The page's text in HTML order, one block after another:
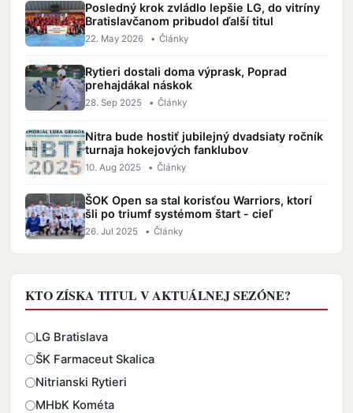
Posledný krok zvládlo lepšie LG, do vitríny
Bratislavčanom pribudol ďalší titul
22. May 2026 • Články
Rytieri dostali doma výprask, Poprad
prehajdákal náskok
28. Sep 2025 • Články
Nitra bude hostiť jubilejný dvadsiaty ročník
turnaja hokejových fanklubov
10. Aug 2025 • Články
ŠOK Open sa stal korisťou Warriors, ktorí
šli po triumf systémom štart - cieľ
26. Jul 2025 • Články
KTO ZÍSKA TITUL V AKTUÁLNEJ SEZÓNE?
Odpovede
LG Bratislava
ŠK Farmaceut Skalica
Nitrianski Rytieri
MHbK Kométa